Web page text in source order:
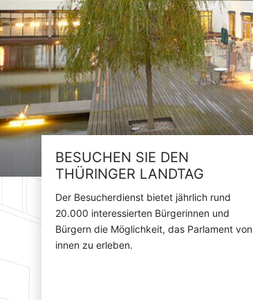
BESUCHEN SIE DEN
THÜRINGER LANDTAG
Der Besucherdienst bietet jährlich rund
20.000 interessierten Bürgerinnen und
Bürgern die Möglichkeit, das Parlament von
innen zu erleben.